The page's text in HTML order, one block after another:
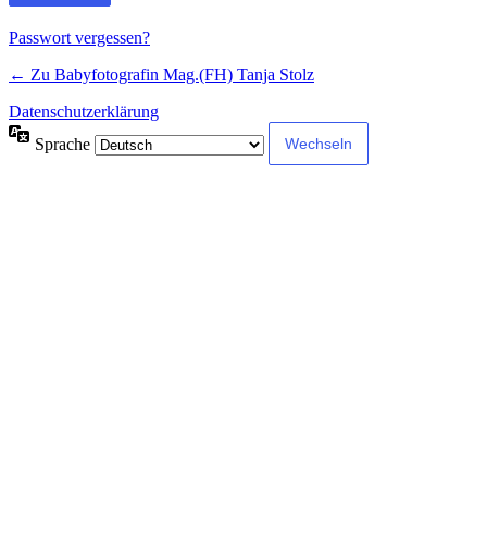
Passwort vergessen?
← Zu Babyfotografin Mag.(FH) Tanja Stolz
Datenschutzerklärung
Sprache